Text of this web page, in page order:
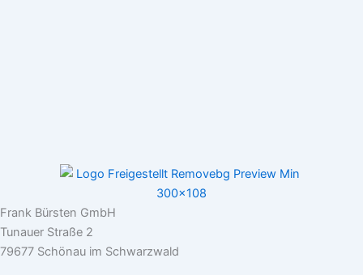
Frank Bürsten GmbH
Tunauer Straße 2
79677 Schönau im Schwarzwald